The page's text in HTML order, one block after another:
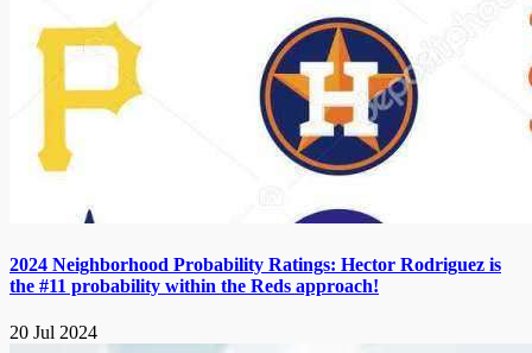
2024 Neighborhood Probability Ratings: Hector Rodriguez is
the #11 probability within the Reds approach!
20 Jul 2024